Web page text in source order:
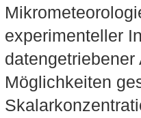
experimenteller
Möglichkeiten